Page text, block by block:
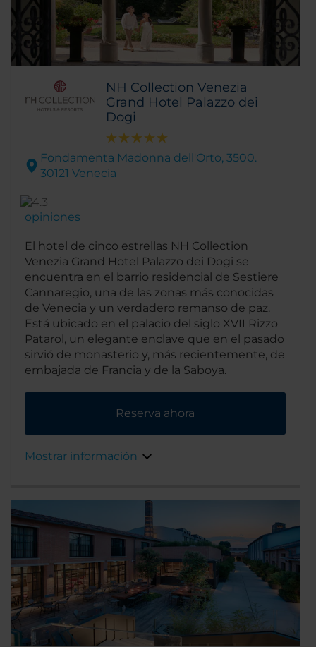
NH Collection Venezia
Grand Hotel Palazzo dei
Dogi
Fondamenta Madonna dell'Orto, 3500.
30121 Venecia
opiniones
El hotel de cinco estrellas NH Collection
Venezia Grand Hotel Palazzo dei Dogi se
encuentra en el barrio residencial de Sestiere
Cannaregio, una de las zonas más conocidas
de Venecia y un verdadero remanso de paz.
Está ubicado en el palacio del siglo XVII Rizzo
Patarol, un elegante enclave que en el pasado
sirvió de monasterio y, más recientemente, de
embajada de Francia y de la Saboya.
Reserva ahora
Mostrar información